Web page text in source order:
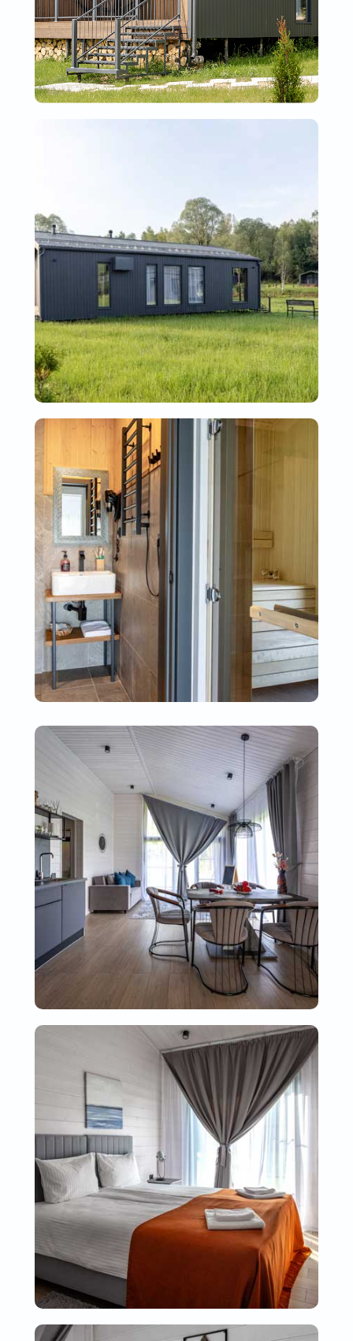
Политика конфиденциальности
Ферма
Экоотель
Ресторан
Гостевые дома
Акции
Мероприятия
Вакансии
Контакты
Информация на сайте не является
Согласие на обработку
персональных данных
классификацию в Национальной системе
ИНН: 772802268553
ОГРН: 315774600098783
Правила пребывания в Семейном клубе ‘Бунин ручей’